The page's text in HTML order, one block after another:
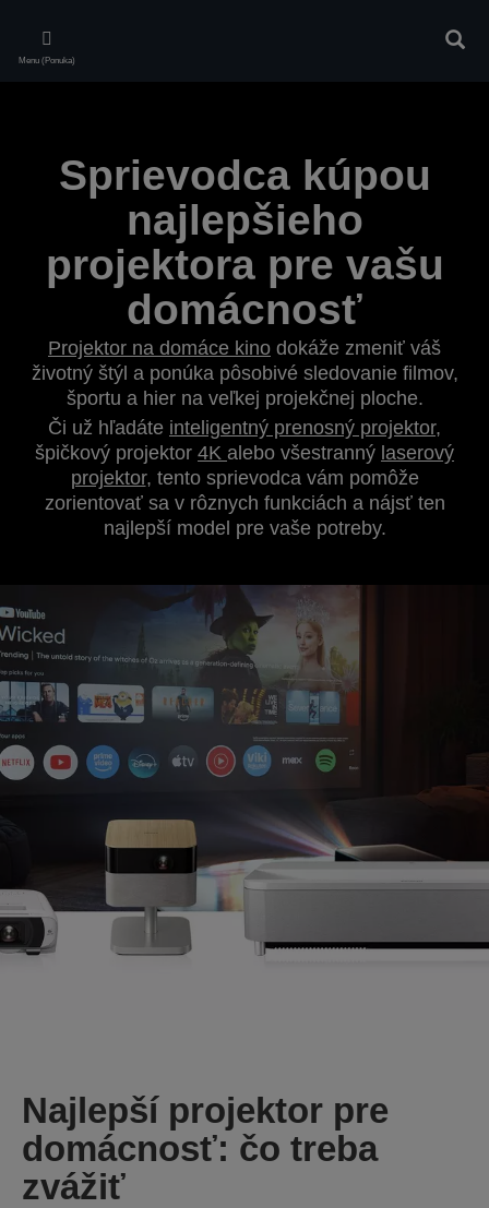
mainMenu (Ponuka)
Sprievodca kúpou
najlepšieho
projektora pre vašu
domácnosť
Projektor na domáce kino dokáže zmeniť váš
životný štýl a ponúka pôsobivé sledovanie filmov,
športu a hier na veľkej projekčnej ploche.
Či už hľadáte inteligentný prenosný projektor,
špičkový projektor 4K alebo všestranný laserový
projektor, tento sprievodca vám pomôže
zorientovať sa v rôznych funkciách a nájsť ten
najlepší model pre vaše potreby.
Najlepší projektor pre
domácnosť: čo treba
zvážiť